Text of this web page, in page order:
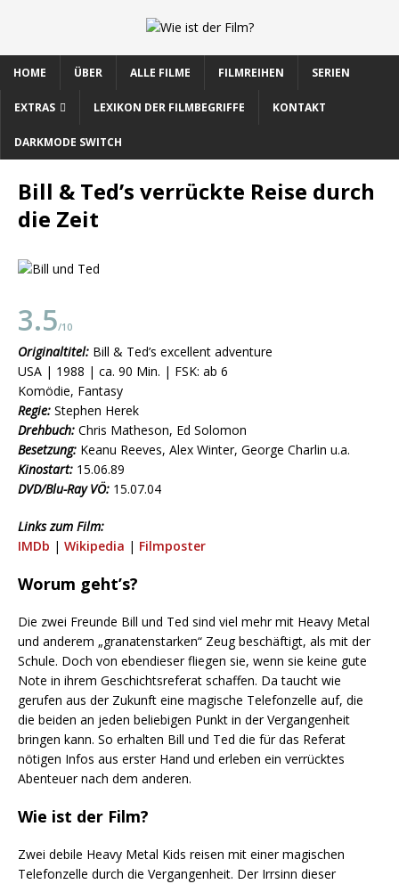
HOME ÜBER ALLE FILME FILMREIHEN SERIEN
EXTRAS LEXIKON DER FILMBEGRIFFE KONTAKT
DARKMODE SWITCH
Bill & Ted’s verrückte Reise durch
die Zeit
3.5/10
Originaltitel: Bill & Ted’s excellent adventure
USA | 1988 | ca. 90 Min. | FSK: ab 6
Komödie, Fantasy
Regie: Stephen Herek
Drehbuch: Chris Matheson, Ed Solomon
Besetzung: Keanu Reeves, Alex Winter, George Charlin u.a.
Kinostart: 15.06.89
DVD/Blu-Ray VÖ: 15.07.04
Links zum Film:
IMDb | Wikipedia | Filmposter
Worum geht’s?
Die zwei Freunde Bill und Ted sind viel mehr mit Heavy Metal
und anderem „granatenstarken“ Zeug beschäftigt, als mit der
Schule. Doch von ebendieser fliegen sie, wenn sie keine gute
Note in ihrem Geschichtsreferat schaffen. Da taucht wie
gerufen aus der Zukunft eine magische Telefonzelle auf, die
die beiden an jeden beliebigen Punkt in der Vergangenheit
bringen kann. So erhalten Bill und Ted die für das Referat
nötigen Infos aus erster Hand und erleben ein verrücktes
Abenteuer nach dem anderen.
Wie ist der Film?
Zwei debile Heavy Metal Kids reisen mit einer magischen
Telefonzelle durch die Vergangenheit. Der Irrsinn dieser